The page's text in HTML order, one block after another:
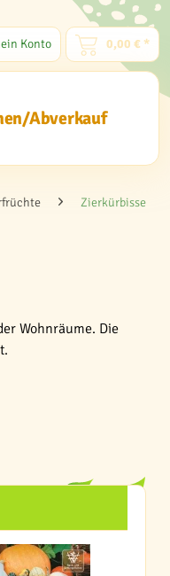
Konto 0,00 € *
Abverkauf
Zierkürbisse
Wohnräume. Die